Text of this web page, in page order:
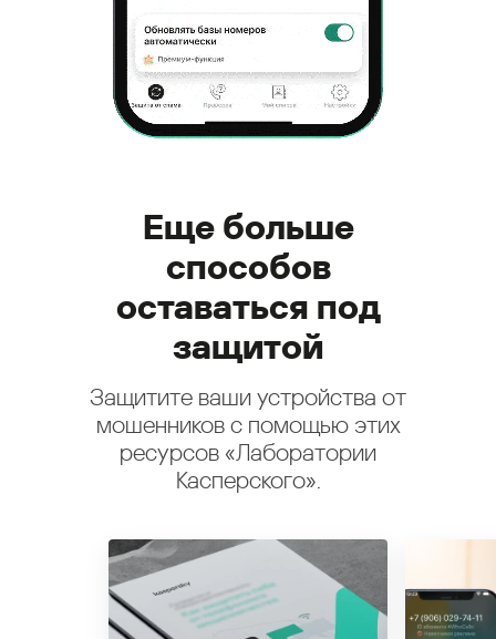
Еще больше
способов
оставаться под
защитой
Защитите ваши устройства от
мошенников с помощью этих
ресурсов «Лаборатории
Касперского».